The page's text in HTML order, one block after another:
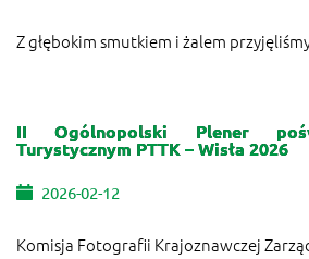
Z głębokim smutkiem i żalem
II Ogólnopolski Plener
Turystycznym PTTK – Wisła 2026
2026-02-12
Komisja Fotografii Krajoznawczej